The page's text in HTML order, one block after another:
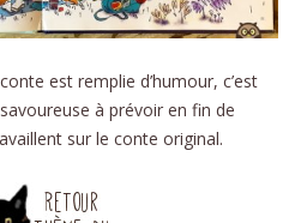
est remplie d’humour, c’est
à prévoir en fin de
sur le conte original.